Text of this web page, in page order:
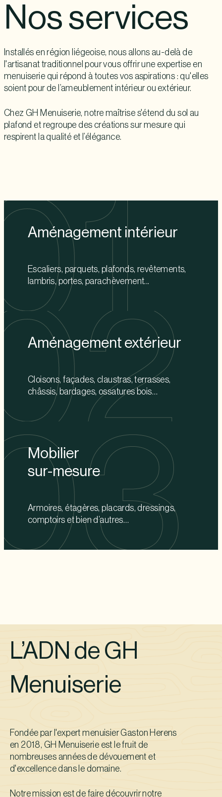
Nos services
Installés en région liégeoise, nous allons au-delà de
l'artisanat traditionnel pour vous offrir une expertise en
menuiserie qui répond à toutes vos aspirations : qu'elles
soient pour de l’ameublement intérieur ou extérieur.
Chez GH Menuiserie, notre maîtrise s'étend du sol au
plafond et regroupe des créations sur mesure qui
respirent la qualité et l’élégance.
Aménagement intérieur
Escaliers, parquets, plafonds, revêtements,
lambris, portes, parachèvement...
Aménagement extérieur
Cloisons, façades, claustras, terrasses,
châssis, bardages, ossatures bois…
Mobilier
sur-mesure
Armoires, étagères, placards, dressings,
comptoirs et bien d’autres…
L’ADN de GH
Menuiserie
Fondée par l'expert menuisier Gaston Herens
en 2018, GH Menuiserie est le fruit de
nombreuses années de dévouement et
d'excellence dans le domaine.
Notre mission est de faire découvrir notre